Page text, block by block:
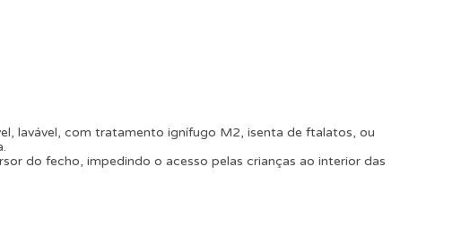
lavável, com tratamento ignífugo M2, isenta de ftalatos, ou
do fecho, impedindo o acesso pelas crianças ao interior das